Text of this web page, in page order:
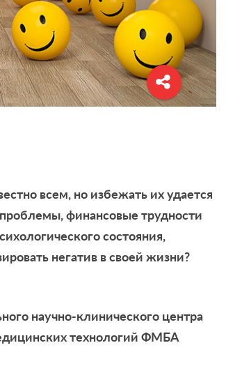
всем, но избежать их удается
финансовые трудности
состояния,
негатив в своей жизни?
научно-клинического центра
технологий ФМБА